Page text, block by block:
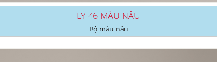
LY 46 MÀU NÂU
Bộ màu nâu